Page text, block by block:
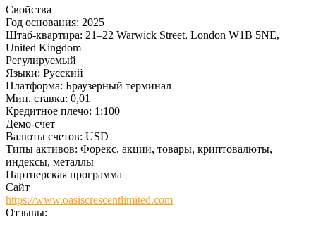
Свойства
Год основания: 2025
Штаб-квартира: 21–22 Warwick Street, London W1B 5NE,
United Kingdom
Регулируемый
Языки: Русский
Платформа: Браузерный терминал
Мин. ставка: 0,01
Кредитное плечо: 1:100
Демо-счет
Валюты счетов: USD
Типы активов: Форекс, акции, товары, криптовалюты,
индексы, металлы
Партнерская программа
Сайт
https://www.oasiscrescentlimited.com
Отзывы: